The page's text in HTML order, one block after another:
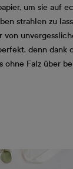
um sie auf
strahlen zu
von
denn dank
ohne Falz über